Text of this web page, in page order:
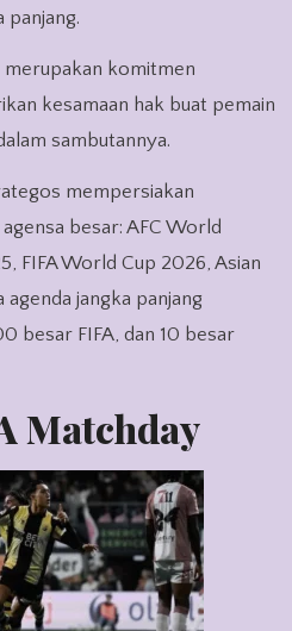
panjang.
merupakan komitmen
kesamaan hak buat pemain
sambutannya.
mempersiakan
besar: AFC World
FIFA World Cup 2026, Asian
agenda jangka panjang
besar FIFA, dan 10 besar
Matchday